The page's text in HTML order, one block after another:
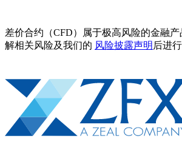
差价合约（CFD）属于极高风险的金融
解相关风险及我们的 风险披露声明 后进